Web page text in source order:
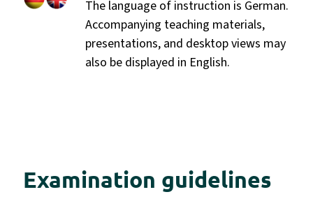
The language of instruction is German.
Accompanying teaching materials,
presentations, and desktop views may
also be displayed in English.
Examination guidelines